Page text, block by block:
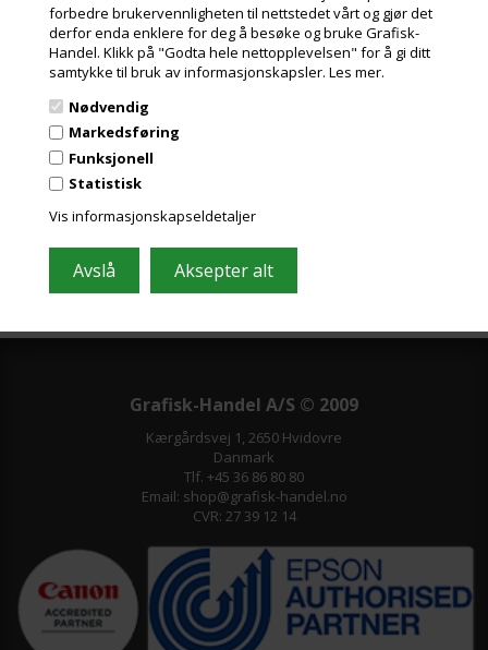
forbedre brukervennligheten til nettstedet vårt og gjør det
derfor enda enklere for deg å besøke og bruke Grafisk-
Handel. Klikk på "Godta hele nettopplevelsen" for å gi ditt
samtykke til bruk av informasjonskapsler. Les mer.
Nødvendig
Markedsføring
Funksjonell
Statistisk
Vis informasjonskapseldetaljer
Inneholder ofte store besparelser og nyheter. Meld deg på, det er helt
gratis og enkelt å avmelde seg.
Grafisk-Handel A/S © 2009
Kærgårdsvej 1, 2650 Hvidovre
Danmark
Tlf. +45 36 86 80 80
Email: shop@grafisk-handel.no
CVR: 27 39 12 14